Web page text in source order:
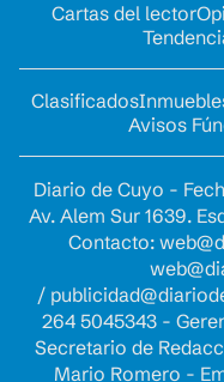
Cartas del lector
Clasificados
Avisos
Diario de Cuyo -
Av. Alem Sur 1639.
Contacto:
/
264 5045343 -
Secretario de
Mario Romero -